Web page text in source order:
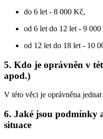
do 6 let - 8 000 Kč,
od 6 let do 12 let - 9
od 12 let do 18 let - 10
5. Kdo je oprávněn v
apod.)
V této věci je oprávněna
6. Jaké jsou podmínky
situace